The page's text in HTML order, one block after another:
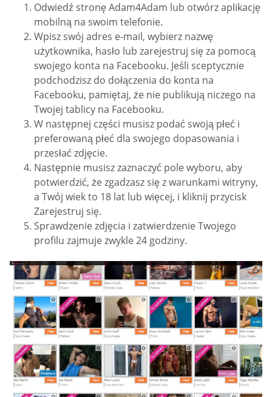
Odwiedź stronę Adam4Adam lub otwórz aplikację
mobilną na swoim telefonie.
Wpisz swój adres e-mail, wybierz nazwę
użytkownika, hasło lub zarejestruj się za pomocą
swojego konta na Facebooku. Jeśli sceptycznie
podchodzisz do dołączenia do konta na
Facebooku, pamiętaj, że nie publikują niczego na
Twojej tablicy na Facebooku.
W następnej części musisz podać swoją płeć i
preferowaną płeć dla swojego dopasowania i
przesłać zdjęcie.
Następnie musisz zaznaczyć pole wyboru, aby
potwierdzić, że zgadzasz się z warunkami witryny,
a Twój wiek to 18 lat lub więcej, i kliknij przycisk
Zarejestruj się.
Sprawdzenie zdjęcia i zatwierdzenie Twojego
profilu zajmuje zwykle 24 godziny.